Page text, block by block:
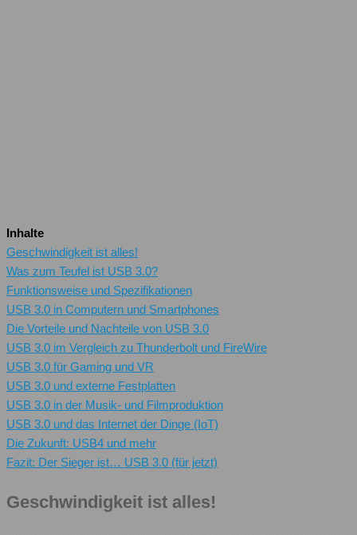
Inhalte
Geschwindigkeit ist alles!
Was zum Teufel ist USB 3.0?
Funktionsweise und Spezifikationen
USB 3.0 in Computern und Smartphones
Die Vorteile und Nachteile von USB 3.0
USB 3.0 im Vergleich zu Thunderbolt und FireWire
USB 3.0 für Gaming und VR
USB 3.0 und externe Festplatten
USB 3.0 in der Musik- und Filmproduktion
USB 3.0 und das Internet der Dinge (IoT)
Die Zukunft: USB4 und mehr
Fazit: Der Sieger ist… USB 3.0 (für jetzt)
Geschwindigkeit ist alles!